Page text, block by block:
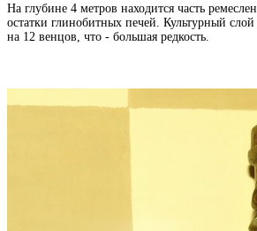
На глубине 4 метров находится часть
остатки глинобитных печей. Культурный
на 12 венцов, что - большая редкость.